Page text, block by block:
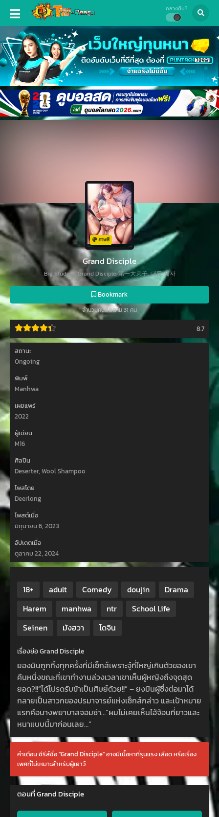
กลางคืน?
ภาพสี
Grand Disciple
Big Student, Grand Disciple, 第一大弟子, 대물 제자
Bookmark
จำนวนคนติดตาม 31 คน
8.7
สถานะ
Ongoing
พิมพ์
Manhwa
เผยแพร่
2022
ผู้เขียน
M16
ศิลปิน
Deserter, Wool Shampoo
โพสโดย
Deerlong
โพสต์เมื่อ
มิถุนายน 6, 2023
อัปเดตเมื่อ
ตุลาคม 22, 2024
18+ adult Comedy doujin
Drama
Harem
manhwa ntr
School Life
Seinen
มังฮวา โดจิน
เรื่องย่อ Grand Disciple
ยองมินถูกทิ้งทุกครั้งที่มีเซ็กส์เพราะจู๋ที่ใหญ่เกินตัวของเขา
คืนหนึ่งขณะที่เขาทำงานล่วงเวลาเขาเห็นผู้หญิงถึงจุดสุด
ยอด?!!“ได้โปรดรับข้าเป็นศิษย์ด้วย!!” – ยงมินผู้ซึ่งต่อมาได้
กลายเป็นสาวกของปรมาจารย์แห่งเซ็กส์กล่าว และเป้าหมาย
แรกคือนางพยาบาลจอมซ่า…”ผมไม่เคยเห็นไอ้จ้อนที่ยาวและ
หนาแบบนี้มาก่อนเลย…”
คำเตือน ซีรีส์ชื่อ "Grand Disciple" อาจมีเนื้อหาที่รุนแรง เลือด หรือเรื่อง
เพศที่ไม่เหมาะสำหรับผู้เยาว์
ตอนที่ Grand Disciple